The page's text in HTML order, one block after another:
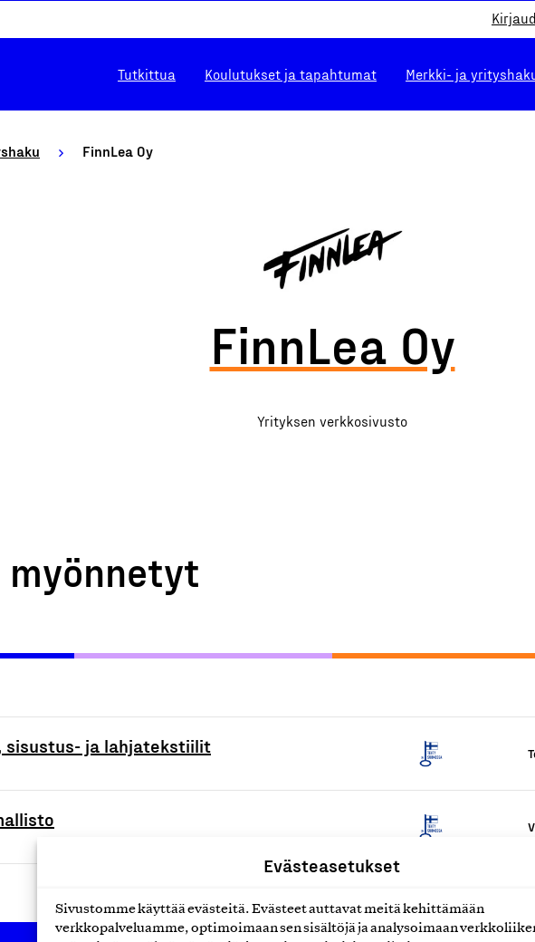
Evästeasetukset
Sivustomme käyttää evästeitä. Evästeet auttavat meitä kehittämään
verkkopalveluamme, optimoimaan sen sisältöjä ja analysoimaan
Tutkittua Koulutukset ja tapahtumat Merkki- ja
FinnLea Oy
FinnLea Oy
Yrityksen verkkosivusto
sisustus- ja lahjatekstiilit